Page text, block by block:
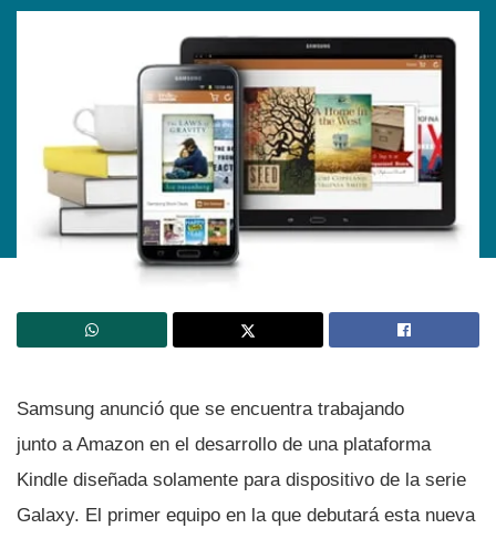
Samsung anunció que se encuentra trabajando
junto a Amazon en el desarrollo de una plataforma
Kindle diseñada solamente para dispositivo de la serie
Galaxy. El primer equipo en la que debutará esta nueva